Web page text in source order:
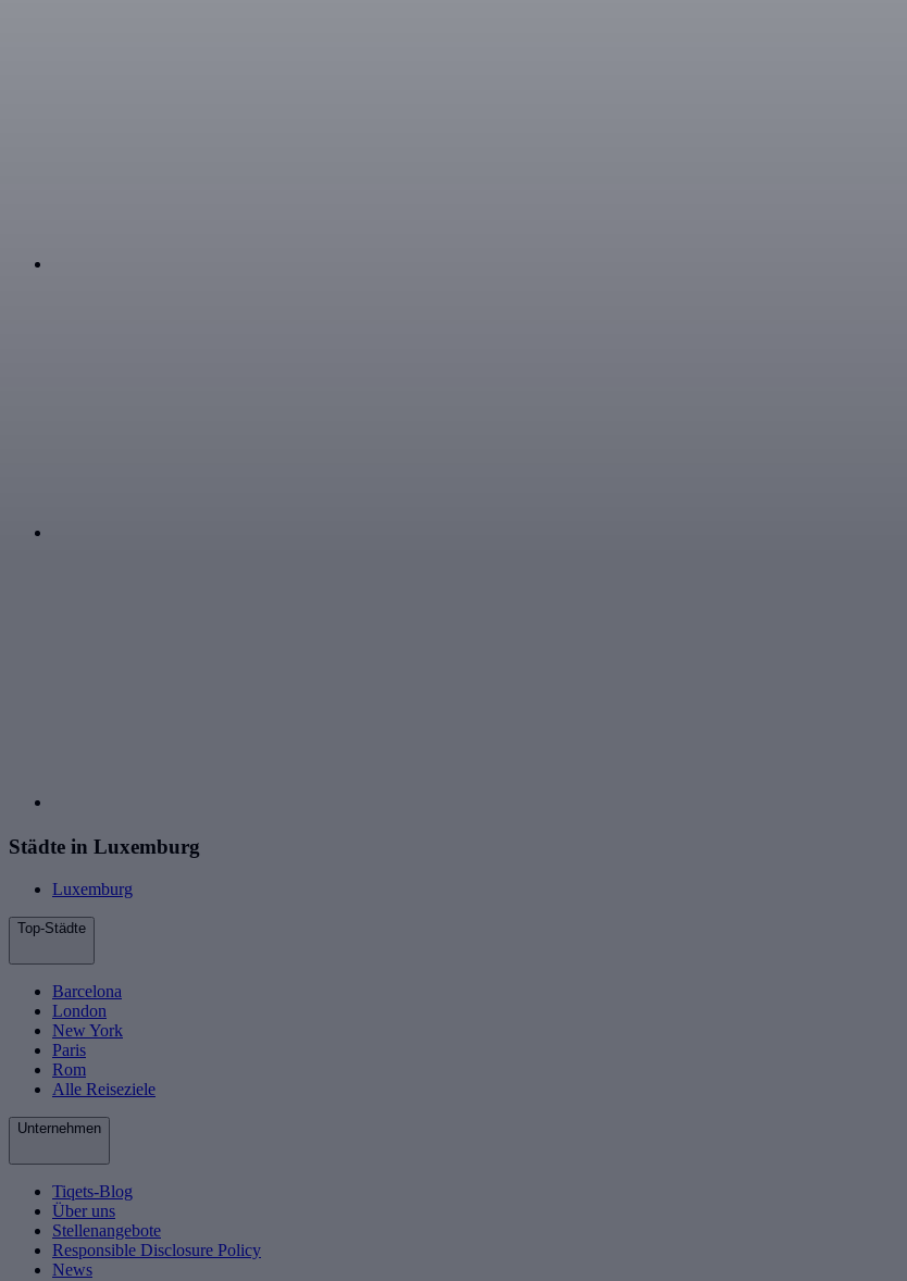
Städte in Luxemburg
Luxemburg
Top-Städte
Barcelona
London
New York
Paris
Rom
Alle Reiseziele
Unternehmen
Tiqets-Blog
Über uns
Stellenangebote
Responsible Disclosure Policy
News